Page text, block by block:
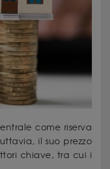
come riserva
il suo prezzo
chiave, tra cui i